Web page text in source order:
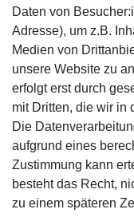
Mitglied
© Copyright
Daten von
Adresse), um z.B.
Medien von
unsere Website zu
erfolgt erst durch
mit Dritten, die wir in
Die
aufgrund eines
Zustimmung kann
besteht das Recht,
zu einem späteren